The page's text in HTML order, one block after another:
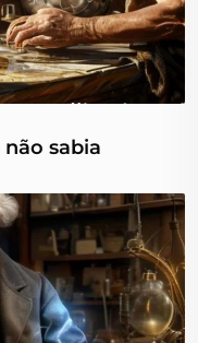
sabia